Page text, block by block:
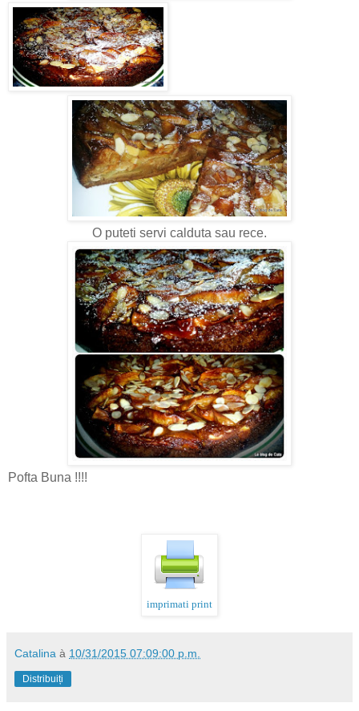
O puteti servi calduta sau rece.
Pofta Buna !!!!
imprimati print
Catalina à 10/31/2015 07:09:00 p.m.
Distribuiți